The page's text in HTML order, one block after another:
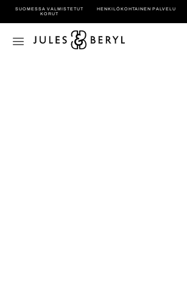
SUOMESSA VALMISTETUT
KORUT
HENKILÖ­KOHTAINEN PALVELU